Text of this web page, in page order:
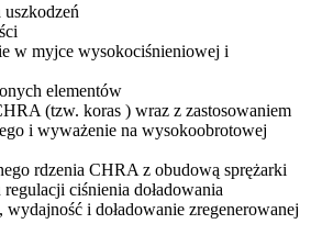
w myjce wysokociśnieniowej i
elementów
(tzw. koras ) wraz z zastosowaniem
i wyważenie na wysokoobrotowej
rdzenia CHRA z obudową sprężarki
ciśnienia doładowania
wydajność i doładowanie zregenerowanej